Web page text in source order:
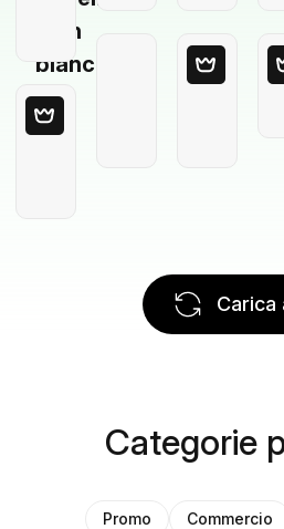
in
bianco
Carica
Categorie
Promo Commercio